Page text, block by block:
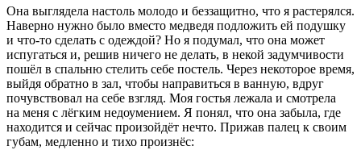
Она выглядела настоль молодо и беззащитно, что я растерялся.
Наверно нужно было вместо медведя подложить ей подушку
и что-то сделать с одеждой? Но я подумал, что она может
испугаться и, решив ничего не делать, в некой задумчивости
пошёл в спальню стелить себе постель. Через некоторое время,
выйдя обратно в зал, чтобы направиться в ванную, вдруг
почувствовал на себе взгляд. Моя гостья лежала и смотрела
на меня с лёгким недоумением. Я понял, что она забыла, где
находится и сейчас произойдёт нечто. Прижав палец к своим
губам, медленно и тихо произнёс: